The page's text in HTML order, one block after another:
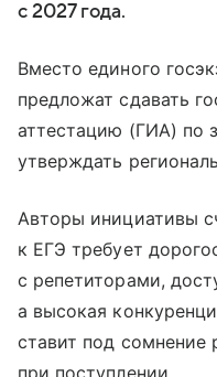
с 2027 года.
Вместо единого
предложат сдавать
аттестацию (ГИА) по
утверждать
Авторы инициативы
к ЕГЭ требует
с репетиторами,
а высокая
ставит под сомнение
при поступлении.